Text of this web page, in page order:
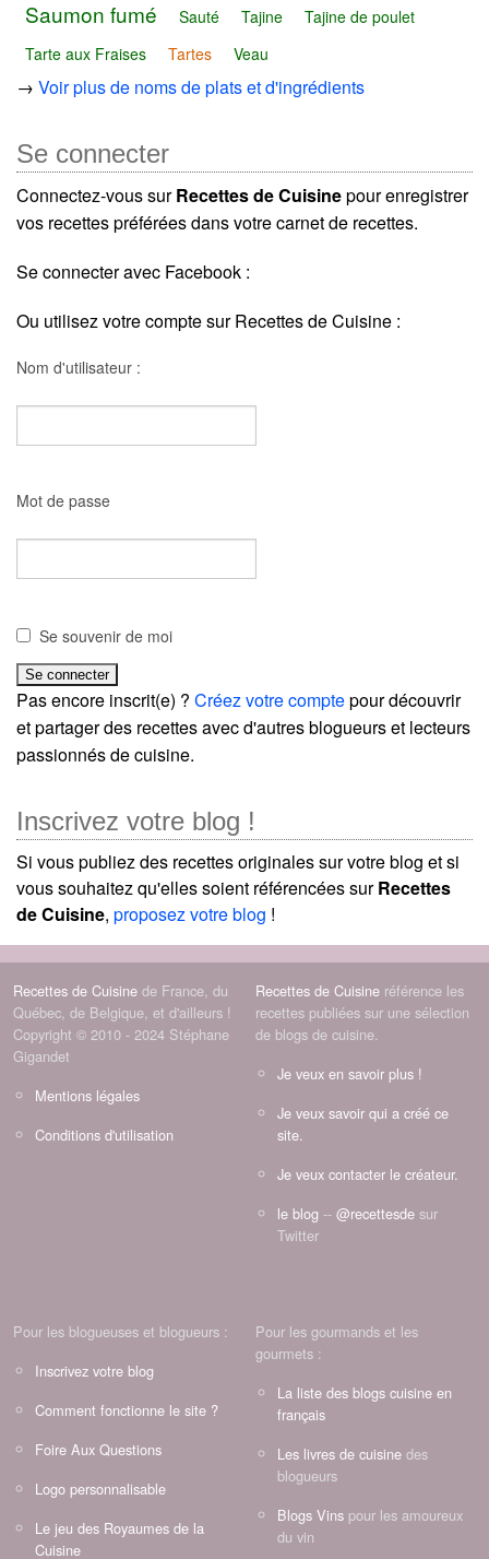
Saumon fumé Sauté Tajine
Tajine de poulet
Tarte aux Fraises
Tartes Veau
→ Voir plus de noms de plats et d'ingrédients
Se connecter
Connectez-vous surRecettes de Cuisinepour enregistrer
vos recettes préférées dans votre carnet de recettes.
Se connecter avec Facebook :
Ou utilisez votre compte sur Recettes de Cuisine :
Nom d'utilisateur :
Mot de passe
Se souvenir de moi
Pas encore inscrit(e) ? Créez votre comptepour découvrir
et partager des recettes avec d'autres blogueurs et lecteurs
passionnés de cuisine.
Inscrivez votre blog !
Si vous publiez des recettes originales sur votre blog et si
vous souhaitez qu'elles soient référencées surRecettes
de Cuisine, proposez votre blog !
Recettes de Cuisine de France, du
Québec, de Belgique, et d'ailleurs !
Copyright © 2010 - 2024 Stéphane
Gigandet
Mentions légales
Conditions d'utilisation
Recettes de Cuisine référence les
recettes publiées sur une sélection
de blogs de cuisine.
Je veux en savoir plus !
Je veux savoir qui a créé ce
site.
Je veux contacter le créateur.
le blog -- @recettesde sur
Twitter
Pour les blogueuses et blogueurs :
Inscrivez votre blog
Comment fonctionne le site ?
Foire Aux Questions
Logo personnalisable
Le jeu des Royaumes de la
Cuisine
Pour les gourmands et les
gourmets :
La liste des blogs cuisine en
français
Les livres de cuisine des
blogueurs
Blogs Vins pour les amoureux
du vin